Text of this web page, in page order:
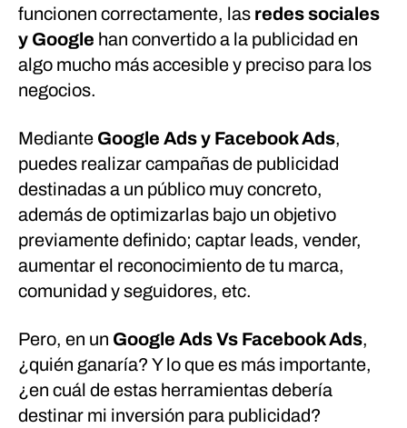
funcionen correctamente, las redes sociales
y Google han convertido a la publicidad en
algo mucho más accesible y preciso para los
negocios.
Mediante Google Ads y Facebook Ads,
puedes realizar campañas de publicidad
destinadas a un público muy concreto,
además de optimizarlas bajo un objetivo
previamente definido; captar leads, vender,
aumentar el reconocimiento de tu marca,
comunidad y seguidores, etc.
Pero, en un Google Ads Vs Facebook Ads,
¿quién ganaría? Y lo que es más importante,
¿en cuál de estas herramientas debería
destinar mi inversión para publicidad?